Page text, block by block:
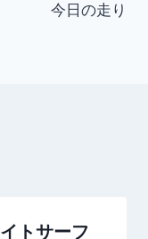
今日の走り
トサーフ